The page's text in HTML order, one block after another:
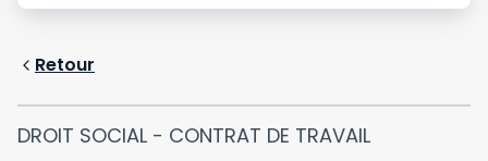
Retour
DROIT SOCIAL - CONTRAT DE TRAVAIL